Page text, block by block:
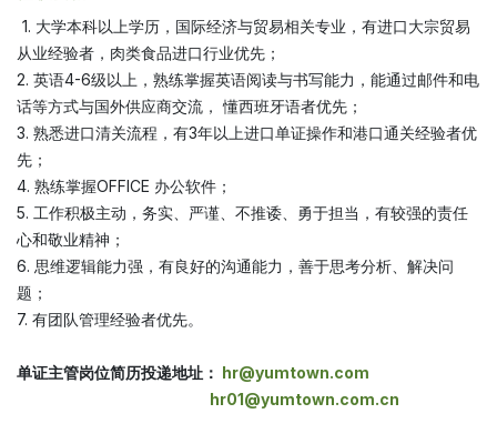
1. 大学本科以上学历，国际经济与贸易相关专业，有进口大宗贸易
从业经验者，肉类食品进口行业优先；
2. 英语4-6级以上，熟练掌握英语阅读与书写能力，能通过邮件和电
话等方式与国外供应商交流， 懂西班牙语者优先；
3. 熟悉进口清关流程，有3年以上进口单证操作和港口通关经验者优
先；
4. 熟练掌握OFFICE 办公软件；
5. 工作积极主动，务实、严谨、不推诿、勇于担当，有较强的责任
心和敬业精神；
6. 思维逻辑能力强，有良好的沟通能力，善于思考分析、解决问
题；
7. 有团队管理经验者优先。
单证主管岗位简历投递地址： hr@yumtown.com
hr01@yumtown.com.cn